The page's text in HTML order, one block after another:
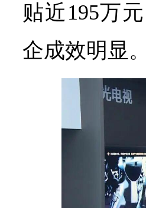
贴近195万
企成效明显。